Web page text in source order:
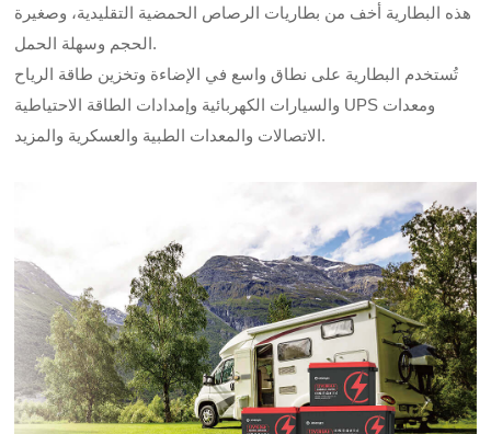
هذه البطارية أخف من بطاريات الرصاص الحمضية التقليدية، وصغيرة
الحجم وسهلة الحمل.
تُستخدم البطارية على نطاق واسع في الإضاءة وتخزين طاقة الرياح
والسيارات الكهربائية وإمدادات الطاقة الاحتياطية UPS ومعدات
الاتصالات والمعدات الطبية والعسكرية والمزيد.